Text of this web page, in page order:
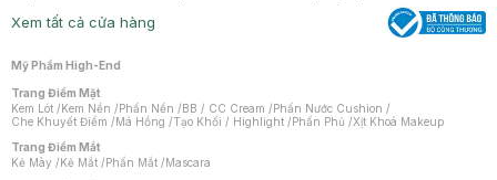
Xem tất cả cửa hàng
Mỹ Phẩm High-End
Trang Điểm Mặt
Kem Lót /Kem Nền /Phấn Nền /BB / CC Cream /Phấn Nước Cushion /
Che Khuyết Điểm /Má Hồng /Tạo Khối / Highlight /Phấn Phủ /Xịt Khoá Makeup
Trang Điểm Mắt
Kẻ Mày /Kẻ Mắt /Phấn Mắt /Mascara